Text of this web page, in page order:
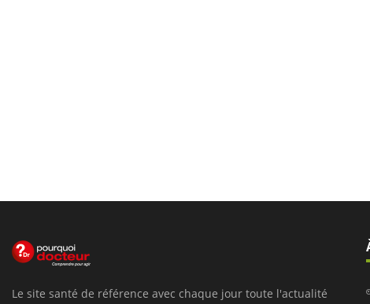
Le site santé de référence avec chaque jour toute l'actualité